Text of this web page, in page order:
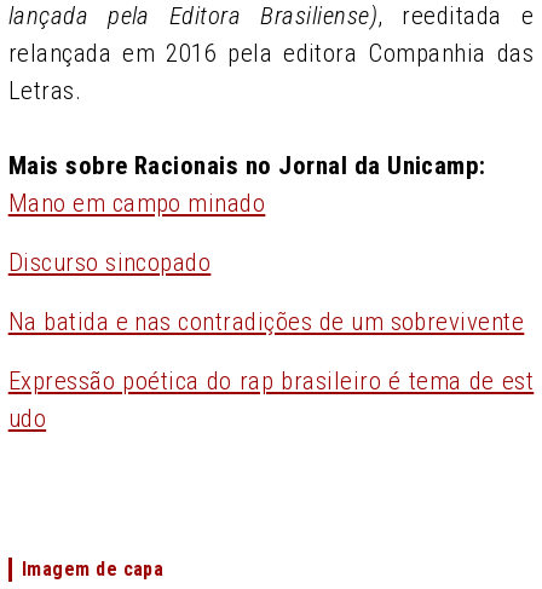
lançada pela Editora Brasiliense), reeditada e
relançada em 2016 pela editora Companhia das
Letras.
Mais sobre Racionais no Jornal da Unicamp:
Mano em campo minado
Discurso sincopado
Na batida e nas contradições de um sobrevivente
Expressão poética do rap brasileiro é tema de est
udo
Imagem de capa